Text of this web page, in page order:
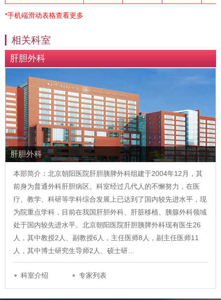
*手机端滑动表格查看更多
相关科室
肝胆外科
肝胆外科
本部简介：北京朝阳医院肝胆胰脾外科组建于2004年12月，其
前身为普通外科肝胆病区。科室经过几代人的不懈努力，在医
疗、教学、科研等学科综合发展上已达到了国内较先进水平，现
为院重点学科，目前在我国肝胆外科、肝脏移植、胰腺外科领域
处于国内较先进水平。北京朝阳医院肝胆胰脾外科现有医生26
人，其中教授2人、副教授6人，主任医师8人，副主任医师11
人，其中博士研究生导师2人、硕士研…
科室介绍 专家列表